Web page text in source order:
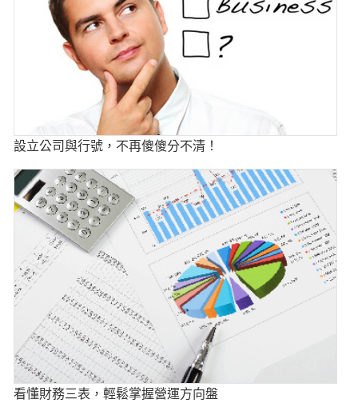
設立公司與行號，不再傻傻分不清！
看懂財務三表，輕鬆掌握營運方向盤